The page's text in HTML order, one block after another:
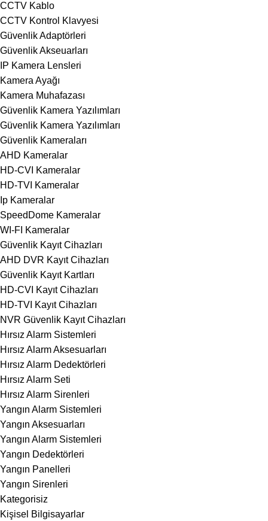
CCTV Kablo
CCTV Kontrol Klavyesi
Güvenlik Adaptörleri
Güvenlik Akseuarları
IP Kamera Lensleri
Kamera Ayağı
Kamera Muhafazası
Güvenlik Kamera Yazılımları
Güvenlik Kamera Yazılımları
Güvenlik Kameraları
AHD Kameralar
HD-CVI Kameralar
HD-TVI Kameralar
Ip Kameralar
SpeedDome Kameralar
WI-FI Kameralar
Güvenlik Kayıt Cihazları
AHD DVR Kayıt Cihazları
Güvenlik Kayıt Kartları
HD-CVI Kayıt Cihazları
HD-TVI Kayıt Cihazları
NVR Güvenlik Kayıt Cihazları
Hırsız Alarm Sistemleri
Hırsız Alarm Aksesuarları
Hırsız Alarm Dedektörleri
Hırsız Alarm Seti
Hırsız Alarm Sirenleri
Yangın Alarm Sistemleri
Yangın Aksesuarları
Yangın Alarm Sistemleri
Yangın Dedektörleri
Yangın Panelleri
Yangın Sirenleri
Kategorisiz
Kişisel Bilgisayarlar